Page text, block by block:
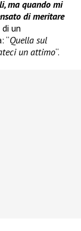
ma quando mi
di meritare
un
“Quella sul
un attimo“.